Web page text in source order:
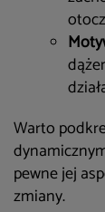
Warto
pewne jej
zmiany.